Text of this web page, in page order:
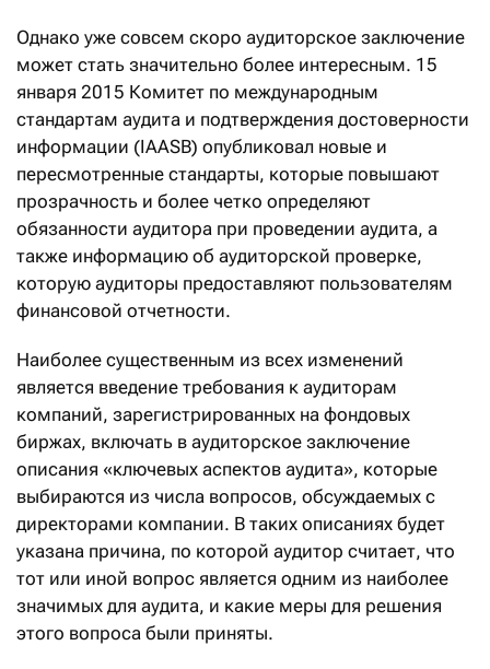
Однако уже совсем скоро аудиторское заключение
может стать значительно более интересным. 15
января 2015 Комитет по международным
стандартам аудита и подтверждения достоверности
информации (IAASB) опубликовал новые и
пересмотренные стандарты, которые повышают
прозрачность и более четко определяют
обязанности аудитора при проведении аудита, а
также информацию об аудиторской проверке,
которую аудиторы предоставляют пользователям
финансовой отчетности.
Наиболее существенным из всех изменений
является введение требования к аудиторам
компаний, зарегистрированных на фондовых
биржах, включать в аудиторское заключение
описания «ключевых аспектов аудита», которые
выбираются из числа вопросов, обсуждаемых с
директорами компании. В таких описаниях будет
указана причина, по которой аудитор считает, что
тот или иной вопрос является одним из наиболее
значимых для аудита, и какие меры для решения
этого вопроса были приняты.